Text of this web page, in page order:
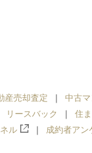
産売却査定
中古
リースバック
住
ル 成約者アン